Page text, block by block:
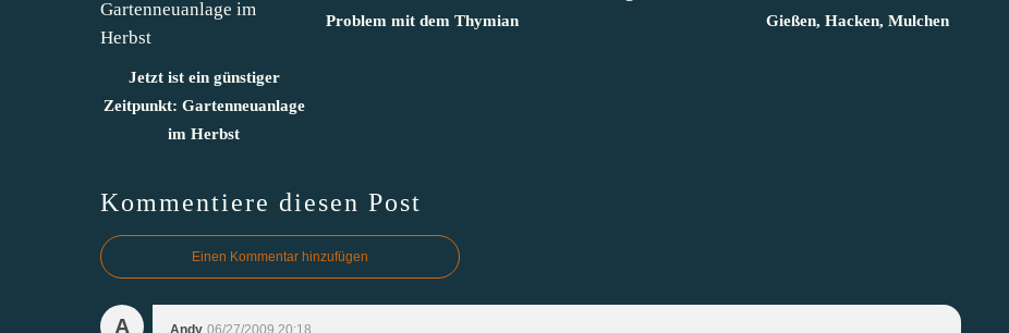
Jetzt ist ein günstiger
Zeitpunkt: Gartenneuanlage
im Herbst
Problem mit dem Thymian
Gießen, Hacken, Mulchen
Kommentiere diesen Post
Einen Kommentar hinzufügen
A Andy 06/27/2009 20:18